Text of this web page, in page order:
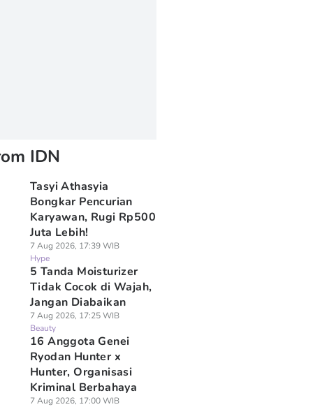
IDN
Tasyi Athasyia
Bongkar Pencurian
Karyawan, Rugi Rp500
Juta Lebih!
7 Aug 2026, 17:39 WIB
Hype
5 Tanda Moisturizer
Tidak Cocok di Wajah,
Jangan Diabaikan
7 Aug 2026, 17:25 WIB
Beauty
16 Anggota Genei
Ryodan Hunter x
Hunter, Organisasi
Kriminal Berbahaya
7 Aug 2026, 17:00 WIB